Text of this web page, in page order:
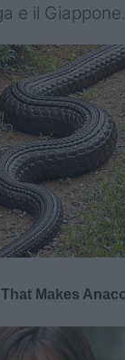
e il Giappone.